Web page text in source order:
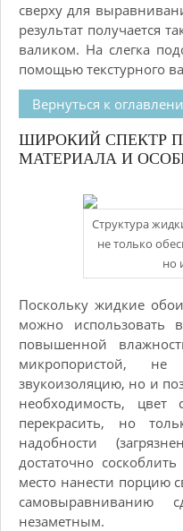
сверху для
результат получается
валиком. На слегка
помощью текстурного
Вернуться к
ШИРОКИЙ СПЕКТР
МАТЕРИАЛА И
Структура
не только
но
Поскольку жидкие
можно
повышенной
микропористой,
звукоизоляцию, но и
необходимость,
перекрасить, но
надобности
достаточно
место нанести порцию
самовыравниванию
незаметным.